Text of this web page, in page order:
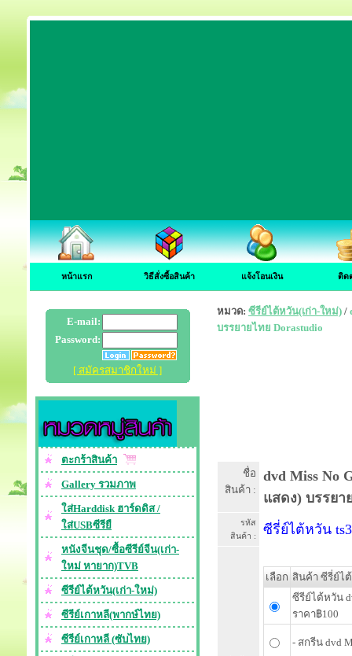
หน้าแรก วิธีสั่งซื้อสินค้า แจ้งโอนเงิน ติด
E-mail:
Password:
[ สมัครสมาชิกใหม่ ]
ตะกร้าสินค้า
Gallery รวมภาพ
ใส่Harddisk ฮาร์ดดิส /
ใส่USBซีรียื
หนังจีนชุด/ซื้อซีรีย์จีน(เก่า-
ใหม่ หายาก)TVB
ซีรีย์ไต้หวัน(เก่า-ใหม่)
ซีรีย์เกาหลี(พากษ์ไทย)
ซีรีย์เกาหลี (ซับไทย)
หมวด: ซีรีย์ไต้หวัน(เก่า-ใหม่) /
บรรยายไทย Dorastudio
ชื่อ
สินค้า :
dvd Miss No
แสดง) บรรยา
รหัส
สินค้า :
ซีรี่ย์ไต้หวัน
เลือก สินค้า ซีรี่ย์ไ
ซีรีย์ไต้หวัน
ราคา฿100
- สกรีน dvd